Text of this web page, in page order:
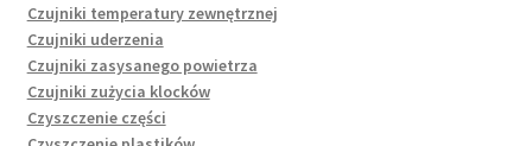
Czujniki temperatury zewnętrznej
Czujniki uderzenia
Czujniki zasysanego powietrza
Czujniki zużycia klocków
Czyszczenie części